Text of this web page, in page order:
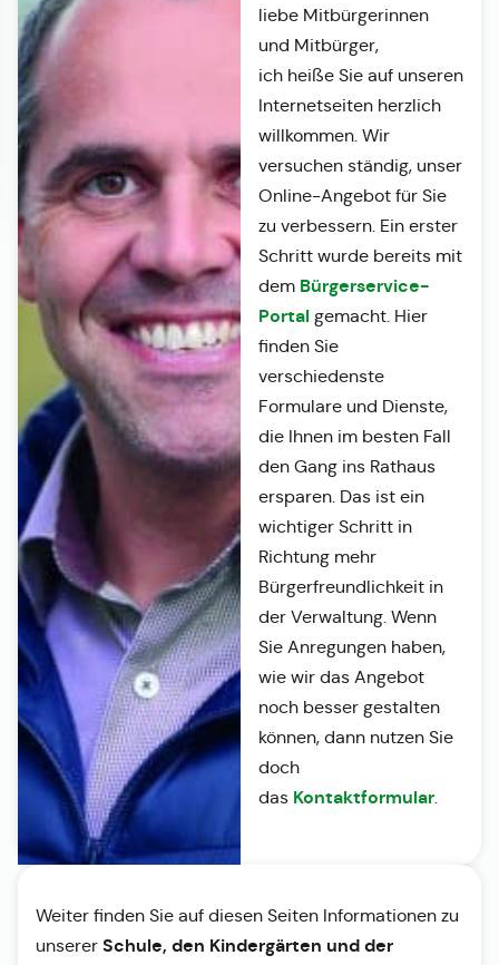
liebe Mitbürgerinnen
und Mitbürger,
ich heiße Sie auf unseren
Internetseiten herzlich
willkommen. Wir
versuchen ständig, unser
Online-Angebot für Sie
zu verbessern. Ein erster
Schritt wurde bereits mit
dem Bürgerservice-
Portalgemacht. Hier
finden Sie
verschiedenste
Formulare und Dienste,
die Ihnen im besten Fall
den Gang ins Rathaus
ersparen. Das ist ein
wichtiger Schritt in
Richtung mehr
Bürgerfreundlichkeit in
der Verwaltung. Wenn
Sie Anregungen haben,
wie wir das Angebot
noch besser gestalten
können, dann nutzen Sie
doch
das Kontaktformular.
Weiter finden Sie auf diesen Seiten Informationen zu
unserer Schule, den Kindergärten und der